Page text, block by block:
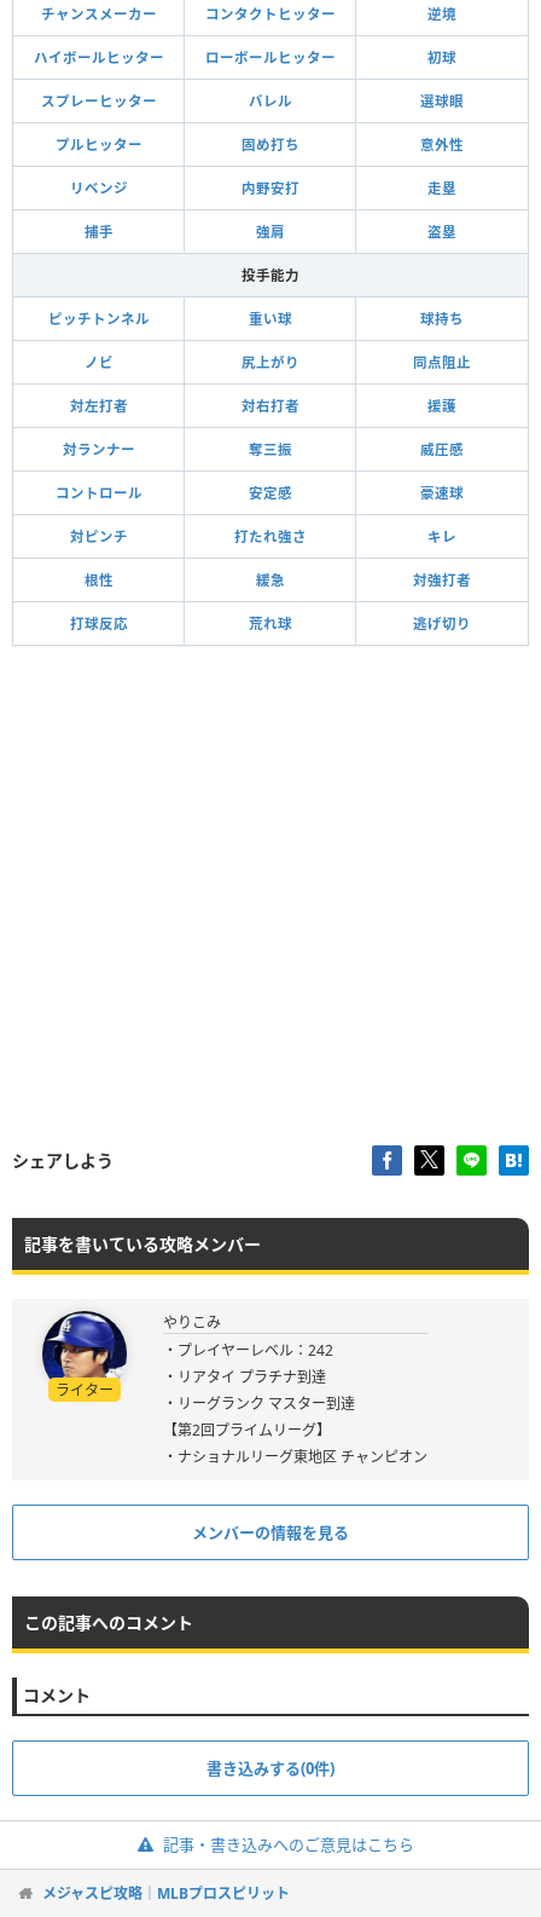
チャンスメーカー コンタクトヒッター 逆境
ハイボールヒッター ローボールヒッター 初球
スプレーヒッター バレル 選球眼
プルヒッター 固め打ち 意外性
リベンジ 内野安打 走塁
捕手 強肩 盗塁
投手能力
ピッチトンネル 重い球 球持ち
ノビ 尻上がり 同点阻止
対左打者 対右打者 援護
対ランナー 奪三振 威圧感
コントロール 安定感 豪速球
対ピンチ 打たれ強さ キレ
根性 緩急 対強打者
打球反応 荒れ球 逃げ切り
シェアしよう
記事を書いている攻略メンバー
ライター
やりこみ
・プレイヤーレベル：242
・リアタイ プラチナ到達
・リーグランク マスター到達
【第2回プライムリーグ】
・ナショナルリーグ東地区 チャンピオン
メンバーの情報を見る
この記事へのコメント
コメント
書き込みする(0件)
記事・書き込みへのご意見はこちら
メジャスピ攻略｜MLBプロスピリット